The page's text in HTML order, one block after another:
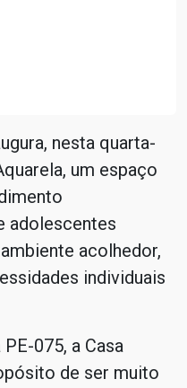
nesta quarta-
um espaço
adolescentes
acolhedor,
individuais
075, a Casa
de ser muito